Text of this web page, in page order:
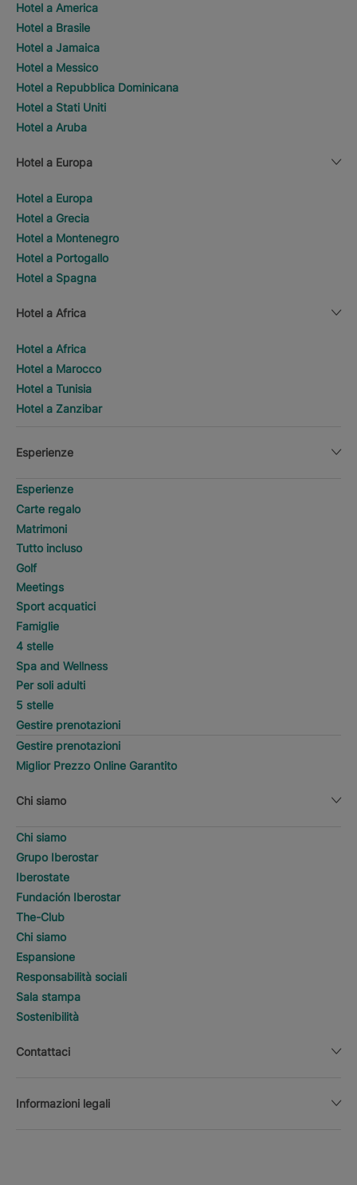
Hotel a America
Hotel a Brasile
Hotel a Jamaica
Hotel a Messico
Hotel a Repubblica Dominicana
Hotel a Stati Uniti
Hotel a Aruba
Hotel a Europa
Hotel a Europa
Hotel a Grecia
Hotel a Montenegro
Hotel a Portogallo
Hotel a Spagna
Hotel a Africa
Hotel a Africa
Hotel a Marocco
Hotel a Tunisia
Hotel a Zanzibar
Esperienze
Esperienze
Carte regalo
Matrimoni
Tutto incluso
Golf
Meetings
Sport acquatici
Famiglie
4 stelle
Spa and Wellness
Per soli adulti
5 stelle
Gestire prenotazioni
Gestire prenotazioni
Miglior Prezzo Online Garantito
Chi siamo
Chi siamo
Grupo Iberostar
Iberostate
Fundación Iberostar
The-Club
Chi siamo
Espansione
Responsabilità sociali
Sala stampa
Sostenibilità
Contattaci
Informazioni legali